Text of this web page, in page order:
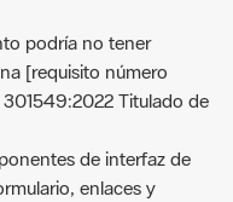
podría no tener
[requisito número
Titulado de
de interfaz de
enlaces y